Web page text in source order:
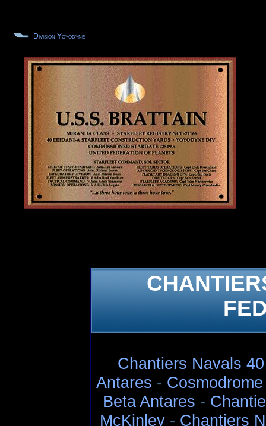
Division Yoyodyne
Chantiers Navals
Antares -
Beta Antares -
McKinley- Chantiers